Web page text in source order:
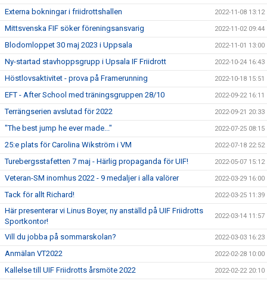
Externa bokningar i friidrottshallen 2022-11-08 13:12
Mittsvenska FIF söker föreningsansvarig 2022-11-02 09:44
Blodomloppet 30 maj 2023 i Uppsala 2022-11-01 13:00
Ny-startad stavhoppsgrupp i Upsala IF Friidrott 2022-10-24 16:43
Höstlovsaktivitet - prova på Framerunning 2022-10-18 15:51
EFT - After School med träningsgruppen 28/10 2022-09-22 16:11
Terrängserien avslutad för 2022 2022-09-21 20:33
"The best jump he ever made..." 2022-07-25 08:15
25:e plats för Carolina Wikström i VM 2022-07-18 22:52
Turebergsstafetten 7 maj - Härlig propaganda för UIF! 2022-05-07 15:12
Veteran-SM inomhus 2022 - 9 medaljer i alla valörer 2022-03-29 16:00
Tack för allt Richard! 2022-03-25 11:39
Här presenterar vi Linus Boyer, ny anställd på UIF Friidrotts
Sportkontor!
2022-03-14 11:57
Vill du jobba på sommarskolan? 2022-03-03 16:23
Anmälan VT2022 2022-02-28 10:00
Kallelse till UIF Friidrotts årsmöte 2022 2022-02-22 20:10